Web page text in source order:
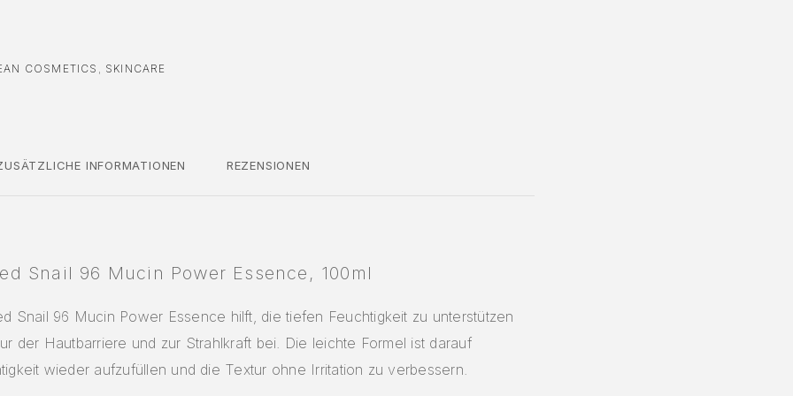
COSMETICS SKINCARE
INFORMATIONEN REZENSIONEN
Snail 96 Mucin Power Essence, 100ml
Snail 96 Mucin Power Essence hilft, die tiefen Feuchtigkeit zu unterstützen
der Hautbarriere und zur Strahlkraft bei. Die leichte Formel ist darauf
wieder aufzufüllen und die Textur ohne Irritation zu verbessern.